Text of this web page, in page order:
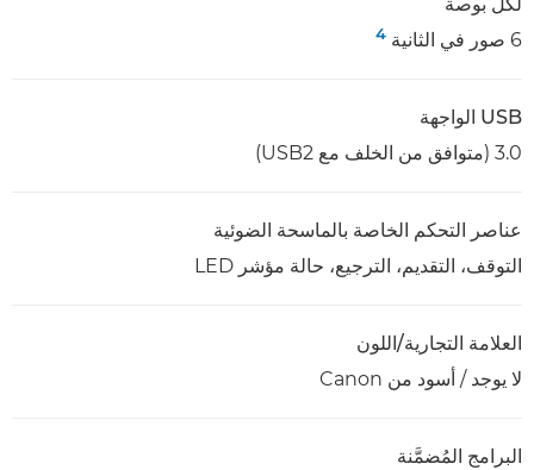
لكل بوصة
6 صور في الثانية
4
USB الواجهة
3.0 (متوافق من الخلف مع USB2)
عناصر التحكم الخاصة بالماسحة الضوئية
التوقف، التقديم، الترجيع، حالة مؤشر LED
العلامة التجارية/اللون
لا يوجد / أسود من Canon
البرامج المُضمَّنة